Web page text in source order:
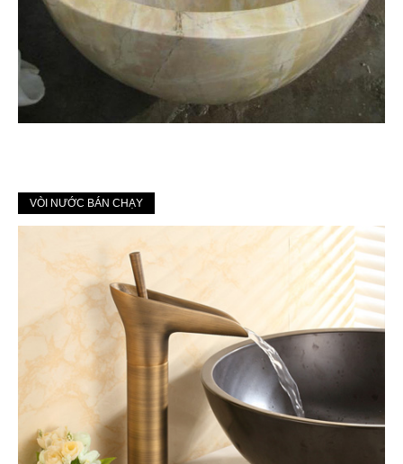
VÒI NƯỚC BÁN CHẠY